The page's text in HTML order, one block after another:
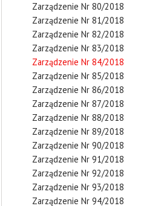
Zarządzenie Nr 80/2018
Zarządzenie Nr 81/2018
Zarządzenie Nr 82/2018
Zarządzenie Nr 83/2018
Zarządzenie Nr 84/2018
Zarządzenie Nr 85/2018
Zarządzenie Nr 86/2018
Zarządzenie Nr 87/2018
Zarządzenie Nr 88/2018
Zarządzenie Nr 89/2018
Zarządzenie Nr 90/2018
Zarządzenie Nr 91/2018
Zarządzenie Nr 92/2018
Zarządzenie Nr 93/2018
Zarządzenie Nr 94/2018